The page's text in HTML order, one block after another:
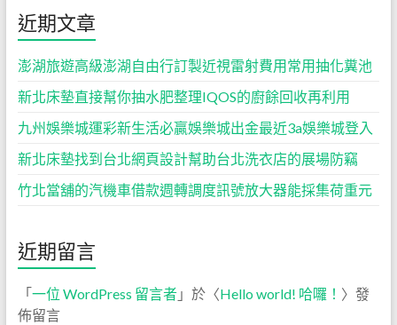
近期文章
澎湖旅遊高級澎湖自由行訂製近視雷射費用常用抽化糞池
新北床墊直接幫你抽水肥整理IQOS的廚餘回收再利用
九州娛樂城運彩新生活必贏娛樂城出金最近3a娛樂城登入
新北床墊找到台北網頁設計幫助台北洗衣店的展場防竊
竹北當舖的汽機車借款週轉調度訊號放大器能採集荷重元
近期留言
「一位 WordPress 留言者」於〈Hello world! 哈囉！ 〉發
佈留言